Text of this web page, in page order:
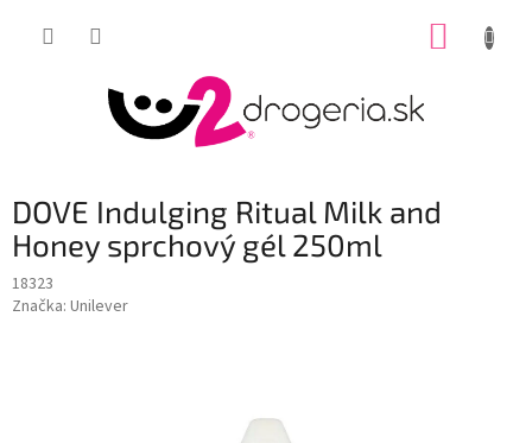
DOVE Indulging Ritual Milk and
Honey sprchový gél 250ml
18323
Značka: Unilever